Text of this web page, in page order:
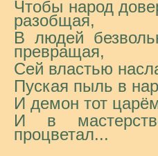
Чтобы народ
разобщая,
В людей
превращая,
Сей властью
Пуская пыль в
И демон тот
И в
процветал...